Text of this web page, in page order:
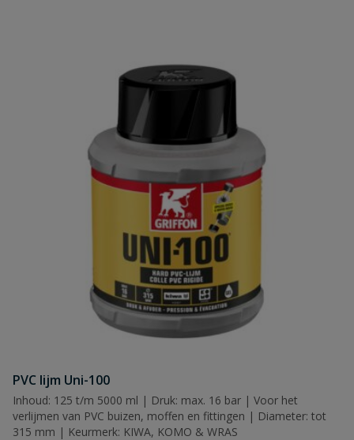
PVC lijm Uni-100
Inhoud: 125 t/m 5000 ml | Druk: max. 16 bar | Voor het
verlijmen van PVC buizen, moffen en fittingen | Diameter: tot
315 mm | Keurmerk: KIWA, KOMO & WRAS